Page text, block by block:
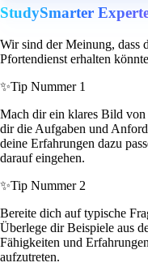
StudySmarter
Wir sind der Meinung, dass
Pfortendienst erhalten
✨Tip Nummer 1
Mach dir ein klares Bild von
dir die Aufgaben und
deine Erfahrungen dazu
darauf eingehen.
✨Tip Nummer 2
Bereite dich auf typische
Überlege dir Beispiele aus
Fähigkeiten und
aufzutreten.